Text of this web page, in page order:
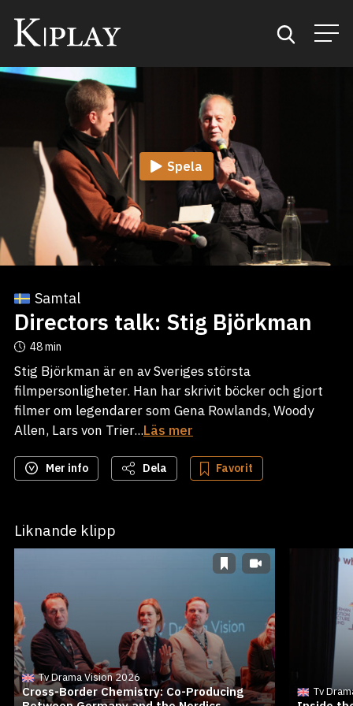
Start
Sök
Kategorier
Mina favoriter
Spela
Samtal
Directors talk: Stig Björkman
48 min
Stig Björkman är en av Sveriges största
filmpersonligheter. Han har skrivit böcker och gjort
filmer om legendarer som Gena Rowlands, Woody
Allen, Lars von Trier...Läs mer
Mer info Dela Favorit
Liknande klipp
Tv Drama Vision 2026
Cross-Border Chemistry: Co-Producing
Tv